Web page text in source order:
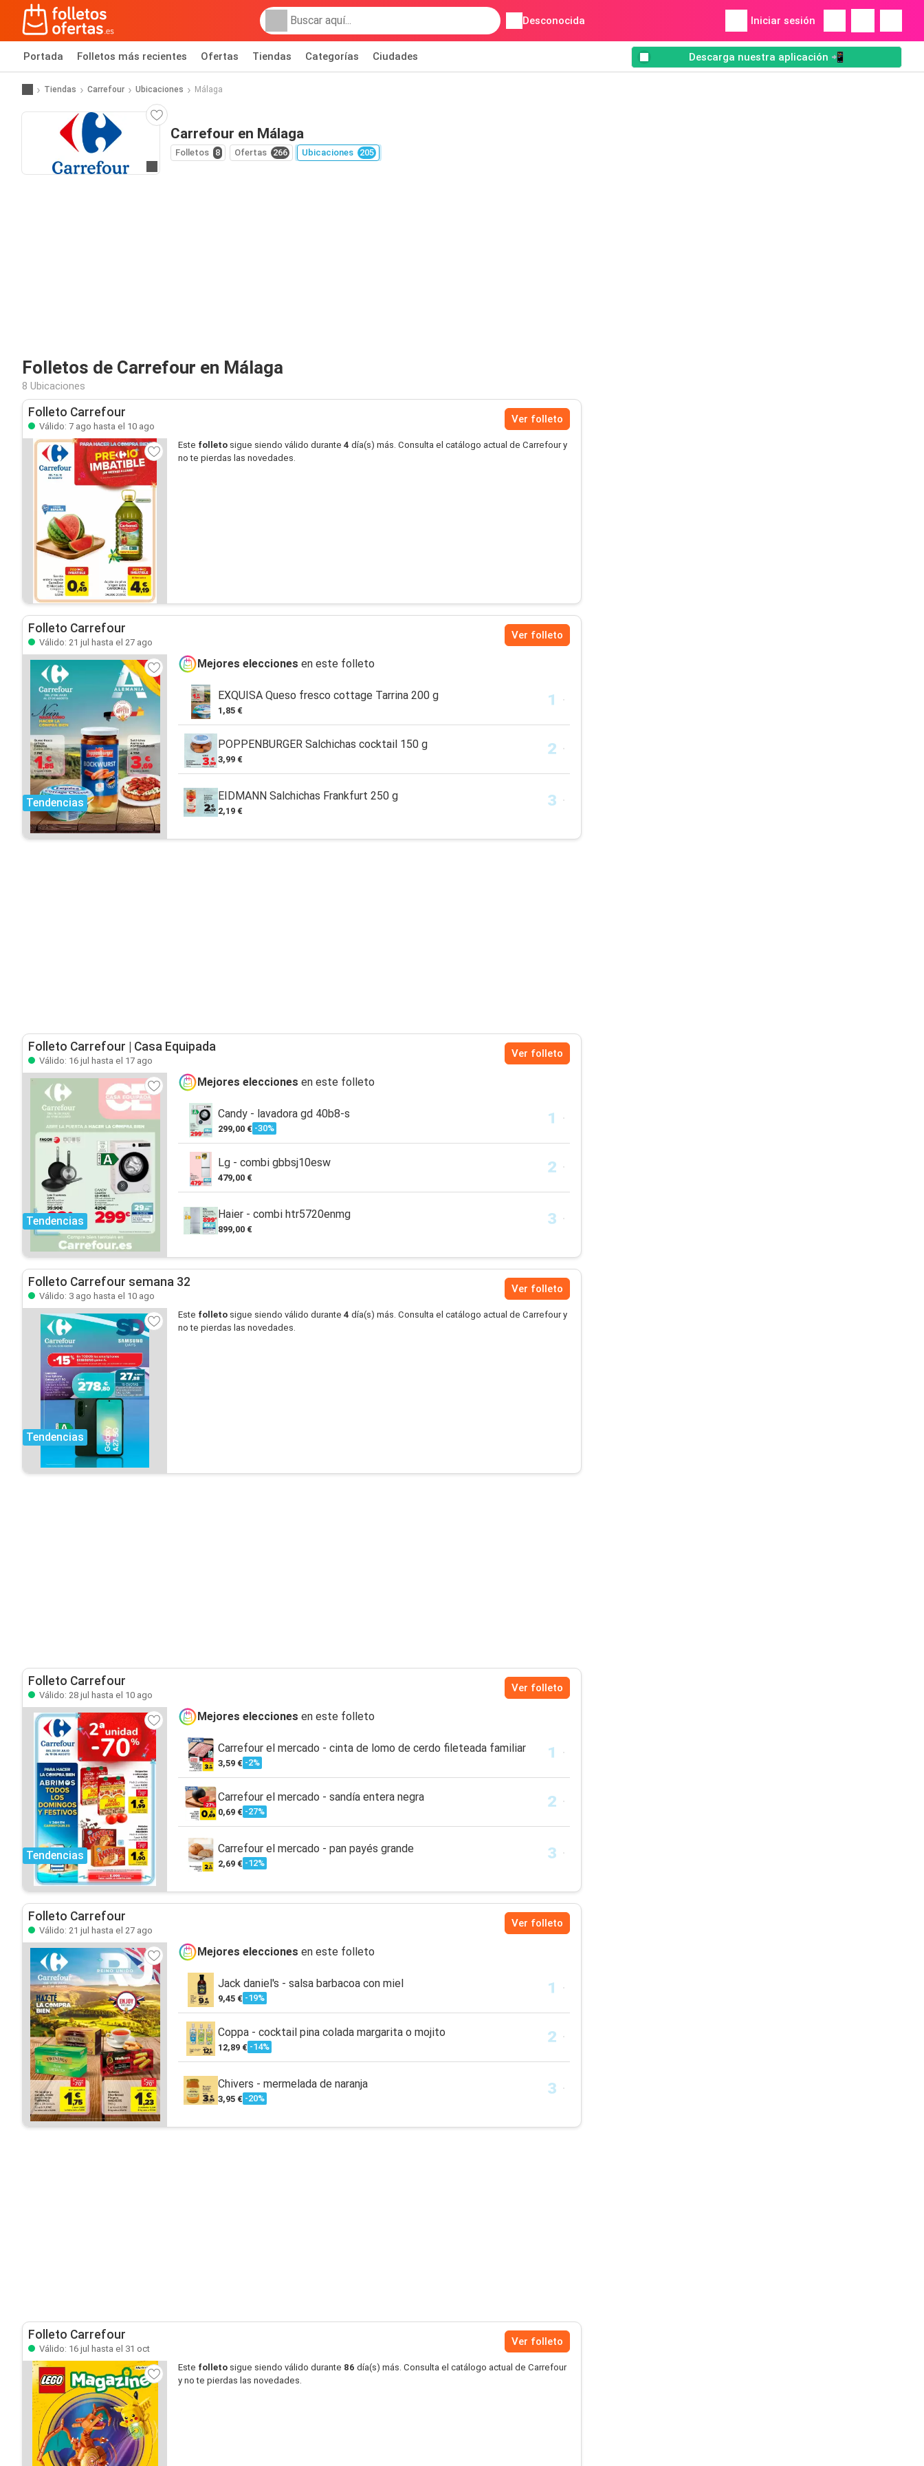
Desconocida Iniciar sesión
Portada Folletos más recientes Ofertas Tiendas Categorías Ciudades Descarga nuestra aplicación 📲
Tiendas Carrefour Ubicaciones Málaga
Carrefour en Málaga
Folletos 8 Ofertas 266 Ubicaciones 205
Folletos de Carrefour en Málaga
8 Ubicaciones
Folleto Carrefour
Válido: 7 ago hasta el 10 ago
Ver folleto
Este folleto sigue siendo válido durante 4 día(s) más. Consulta el catálogo actual de Carrefour y
no te pierdas las novedades.
Folleto Carrefour
Válido: 21 jul hasta el 27 ago
Ver folleto
Tendencias
Mejores elecciones en este folleto
EXQUISA Queso fresco cottage Tarrina 200 g
1,85 €
POPPENBURGER Salchichas cocktail 150 g
3,99 €
EIDMANN Salchichas Frankfurt 250 g
2,19 €
Folleto Carrefour | Casa Equipada
Válido: 16 jul hasta el 17 ago
Ver folleto
Tendencias
Mejores elecciones en este folleto
Candy - lavadora gd 40b8-s
299,00 € -30%
Lg - combi gbbsj10esw
479,00 €
Haier - combi htr5720enmg
899,00 €
Folleto Carrefour semana 32
Válido: 3 ago hasta el 10 ago
Ver folleto
Tendencias
Este folleto sigue siendo válido durante 4 día(s) más. Consulta el catálogo actual de Carrefour y
no te pierdas las novedades.
Folleto Carrefour
Válido: 28 jul hasta el 10 ago
Ver folleto
Tendencias
Mejores elecciones en este folleto
Carrefour el mercado - cinta de lomo de cerdo fileteada familiar
3,59 € -2%
Carrefour el mercado - sandía entera negra
0,69 € -27%
Carrefour el mercado - pan payés grande
2,69 € -12%
Folleto Carrefour
Válido: 21 jul hasta el 27 ago
Ver folleto
Mejores elecciones en este folleto
Jack daniel's - salsa barbacoa con miel
9,45 € -19%
Coppa - cocktail pina colada margarita o mojito
12,89 € -14%
Chivers - mermelada de naranja
3,95 € -20%
Folleto Carrefour
Válido: 16 jul hasta el 31 oct
Ver folleto
Este folleto sigue siendo válido durante 86 día(s) más. Consulta el catálogo actual de Carrefour
y no te pierdas las novedades.